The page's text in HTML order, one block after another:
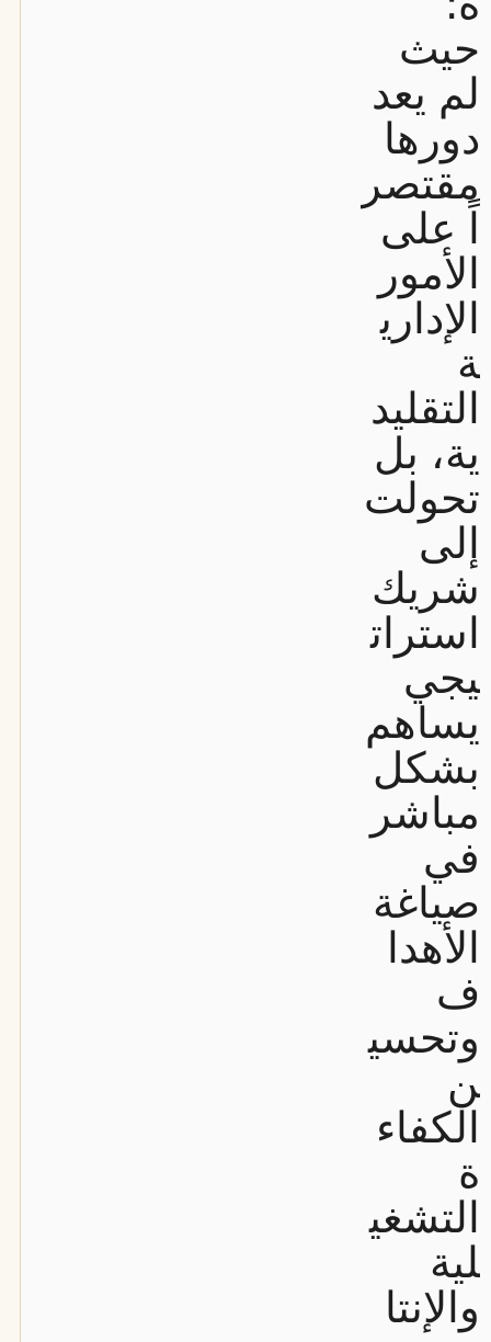
حيث
لم يعد
دورها
مقتصر
اً على
الأمور
الإداري
ة
التقليد
ية، بل
تحولت
إلى
شريك
استرات
يجي
يساهم
بشكل
مباشر
في
صياغة
الأهدا
ف
وتحسي
ن
الكفاء
ة
التشغي
لية
والإنتا